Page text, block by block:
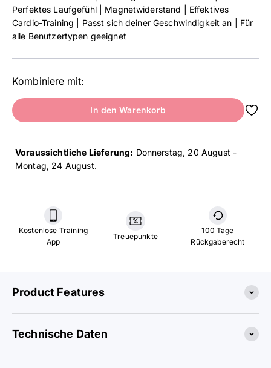
Perfektes Laufgefühl | Magnetwiderstand | Effektives
Cardio-Training | Passt sich deiner Geschwindigkeit an | Für
alle Benutzertypen geeignet
Kombiniere mit:
In den Warenkorb
Voraussichtliche Lieferung: Donnerstag, 20 August -
Montag, 24 August.
Kostenlose Training
App
Treuepunkte
100 Tage
Rückgaberecht
Product Features
Technische Daten